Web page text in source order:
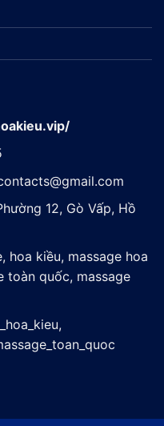
12, Gò Vấp, Hồ
hoa kiều, massage hoa
toàn quốc, massage